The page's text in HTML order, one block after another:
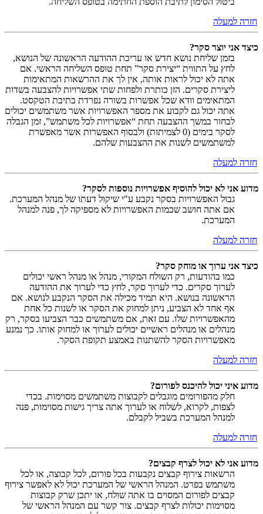
חזרה למעלה
כיצד אני יוצר סקר?
בזמן שליחת נושא חדש או עריכת ההודעה הראשונה של הנושא,
לחץ על התווית “יצירת סקר” תחת טופס השליחה הראשי. אם
אתה לא יכול לראות אותה, אין לך את ההרשאות המתאימות
ליצירת סקרים. הזן כותרת ולפחות שתי אפשרויות להצבעה בשדות
המתאימים וודא שכל אפשרות בשורה נפרדת בתיבת הטקסט.
אתה יכול גם לקבוע את מספר האפשרויות אשר משתמשים יכולים
לבחור במשך ההצבעה תחת “אפשרויות לכל משתמש”, זמן הגבלה
לסקר בימים (0 לצמיתות) ולבסוף האפשרות אשר מאפשרת
למשתמשים לשנות את ההצבעות שלהם.
חזרה למעלה
מדוע אני לא יכול להוסיף אפשרויות נוספות לסקר?
גבול האפשרויות בסקר נקבע ע"י שיקול דעתו של מנהל המערכת.
אם אתה חושב שכמות האפשרויות לא מספיקה לך, פנה למנהל
המערכת.
חזרה למעלה
כיצד אני ערוך או מוחק סקר?
כמו בהודעות, רק השולח המקורי, מנהל או מנהל ראשי יכולים
לערוך סקרים. כדי לערוך סקר, לחץ כדי לערוך את ההודעה
הראשונה בנושא. היא תמיד מכילה את הסקר הנקבע לנושא. אם
אף אחד לא הצביע, ניתן למחוק את הסקר או לשנות כל אחת
מהאפשרויות שלו. עם זאת, אם משתמשים כבר הצביעו בסקר, רק
מנהלים או מנהלים ראשיים יכולים לערוך או למחוק אותו. כך נמנע
מאפשרויות הסקר להשתנות באמצע תקופת הסקר.
חזרה למעלה
מדוע איני יכול להיכנס לפורום?
חלק מהפורומים מוגבלים לקבוצות משתמשים מסוימות. בכדי
לצפות, לקרוא, לשלוח או לערוך אתה צריך גישות מסוימות, פנה
למנהל המערכת בשביל לקבלם.
חזרה למעלה
מדוע אני לא יכול לצרף קבצים?
הרשאות צירוף קבצים נקבעות בכל פורום, לכל קבוצה, או לכל
משתמש בפרט. המנהל הראשי של המערכת יכול לא לאפשר צירוף
קבצים לפורום המסוים בו אתה שולח, או יתכן שרק קבוצות
מסוימות יכולות לצרף קבצים. צור קשר עם המנהל הראשי של